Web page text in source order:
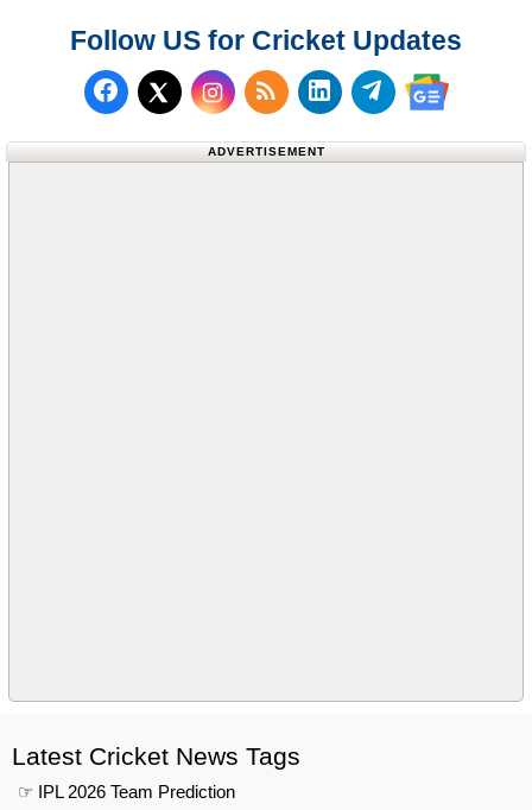
Follow US for Cricket Updates
Follow us on Facebook
Follow us on X (Twitter)
Subscribe to our RSS
Follow us on
Follow us on
Follow us
ADVERTISEMENT
Latest Cricket News Tags
☞ IPL 2026 Team Prediction